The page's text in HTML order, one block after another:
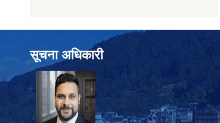
सूचना अधिकारी